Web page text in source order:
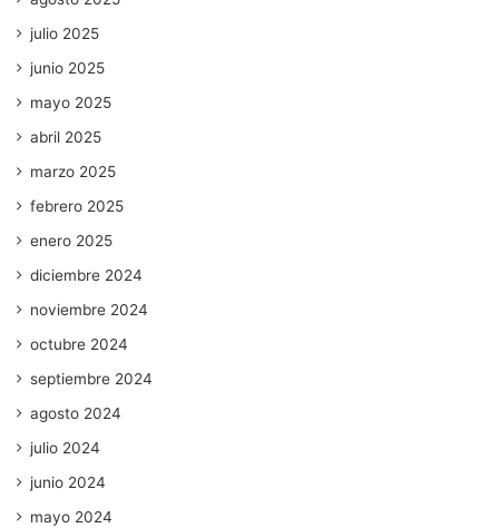
julio 2025
junio 2025
mayo 2025
abril 2025
marzo 2025
febrero 2025
enero 2025
diciembre 2024
noviembre 2024
octubre 2024
septiembre 2024
agosto 2024
julio 2024
junio 2024
mayo 2024